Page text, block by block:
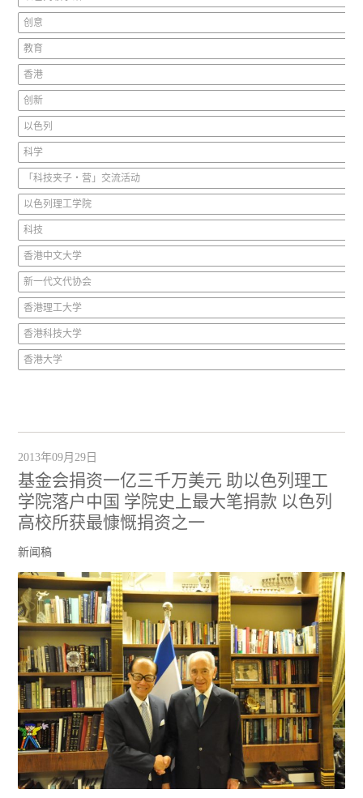
创意
教育
香港
创新
以色列
科学
「科技夹子‧营」交流活动
以色列理工学院
科技
香港中文大学
新一代文代协会
香港理工大学
香港科技大学
香港大学
2013年09月29日
基金会捐资一亿三千万美元 助以色列理工
学院落户中国 学院史上最大笔捐款 以色列
高校所获最慷慨捐资之一
新闻稿